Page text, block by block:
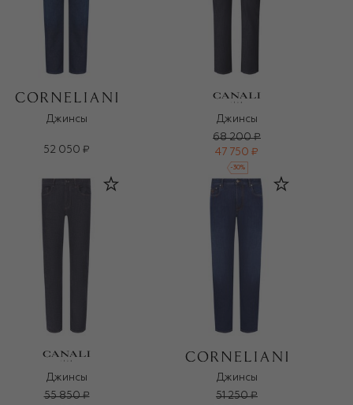
Джинсы
52 050 ₽
Джинсы
68 200 ₽
47 750 ₽
-30%
Джинсы
55 850 ₽
Джинсы
51 250 ₽